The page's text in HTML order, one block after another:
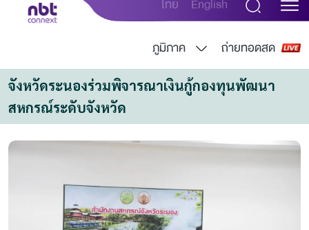
ไทย English
ภูมิภาค ถ่ายทอดสด
จังหวัดระนองร่วมพิจารณาเงินกู้กองทุนพัฒนา
สหกรณ์ระดับจังหวัด